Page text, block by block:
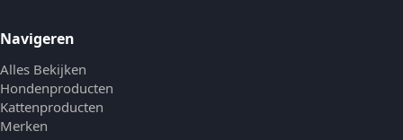
Navigeren
Alles Bekijken
Hondenproducten
Kattenproducten
Merken